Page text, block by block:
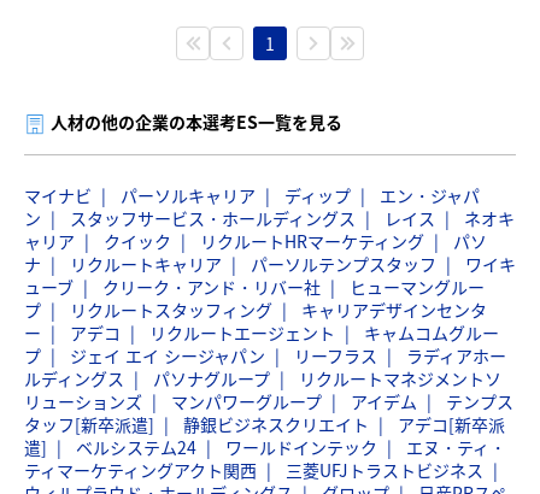
1
人材の他の企業の本選考ES一覧を見る
マイナビ パーソルキャリア ディップ
エン・ジャパ
ン
スタッフサービス・ホールディングス レイス
ネオキ
ャリア
クイック リクルートHRマーケティング
パソ
ナ
リクルートキャリア パーソルテンプスタッフ
ワイキ
ューブ
クリーク・アンド・リバー社
ヒューマングルー
プ
リクルートスタッフィング
キャリアデザインセンタ
ー
アデコ リクルートエージェント
キャムコムグルー
プ
ジェイ エイ シージャパン リーフラス
ラディアホー
ルディングス
パソナグループ
リクルートマネジメントソ
リューションズ
マンパワーグループ アイデム
テンプス
タッフ[新卒派遣]
静銀ビジネスクリエイト
アデコ[新卒派
遣]
ベルシステム24 ワールドインテック
エヌ・ティ・
ティマーケティングアクト関西
三菱UFJトラストビジネス